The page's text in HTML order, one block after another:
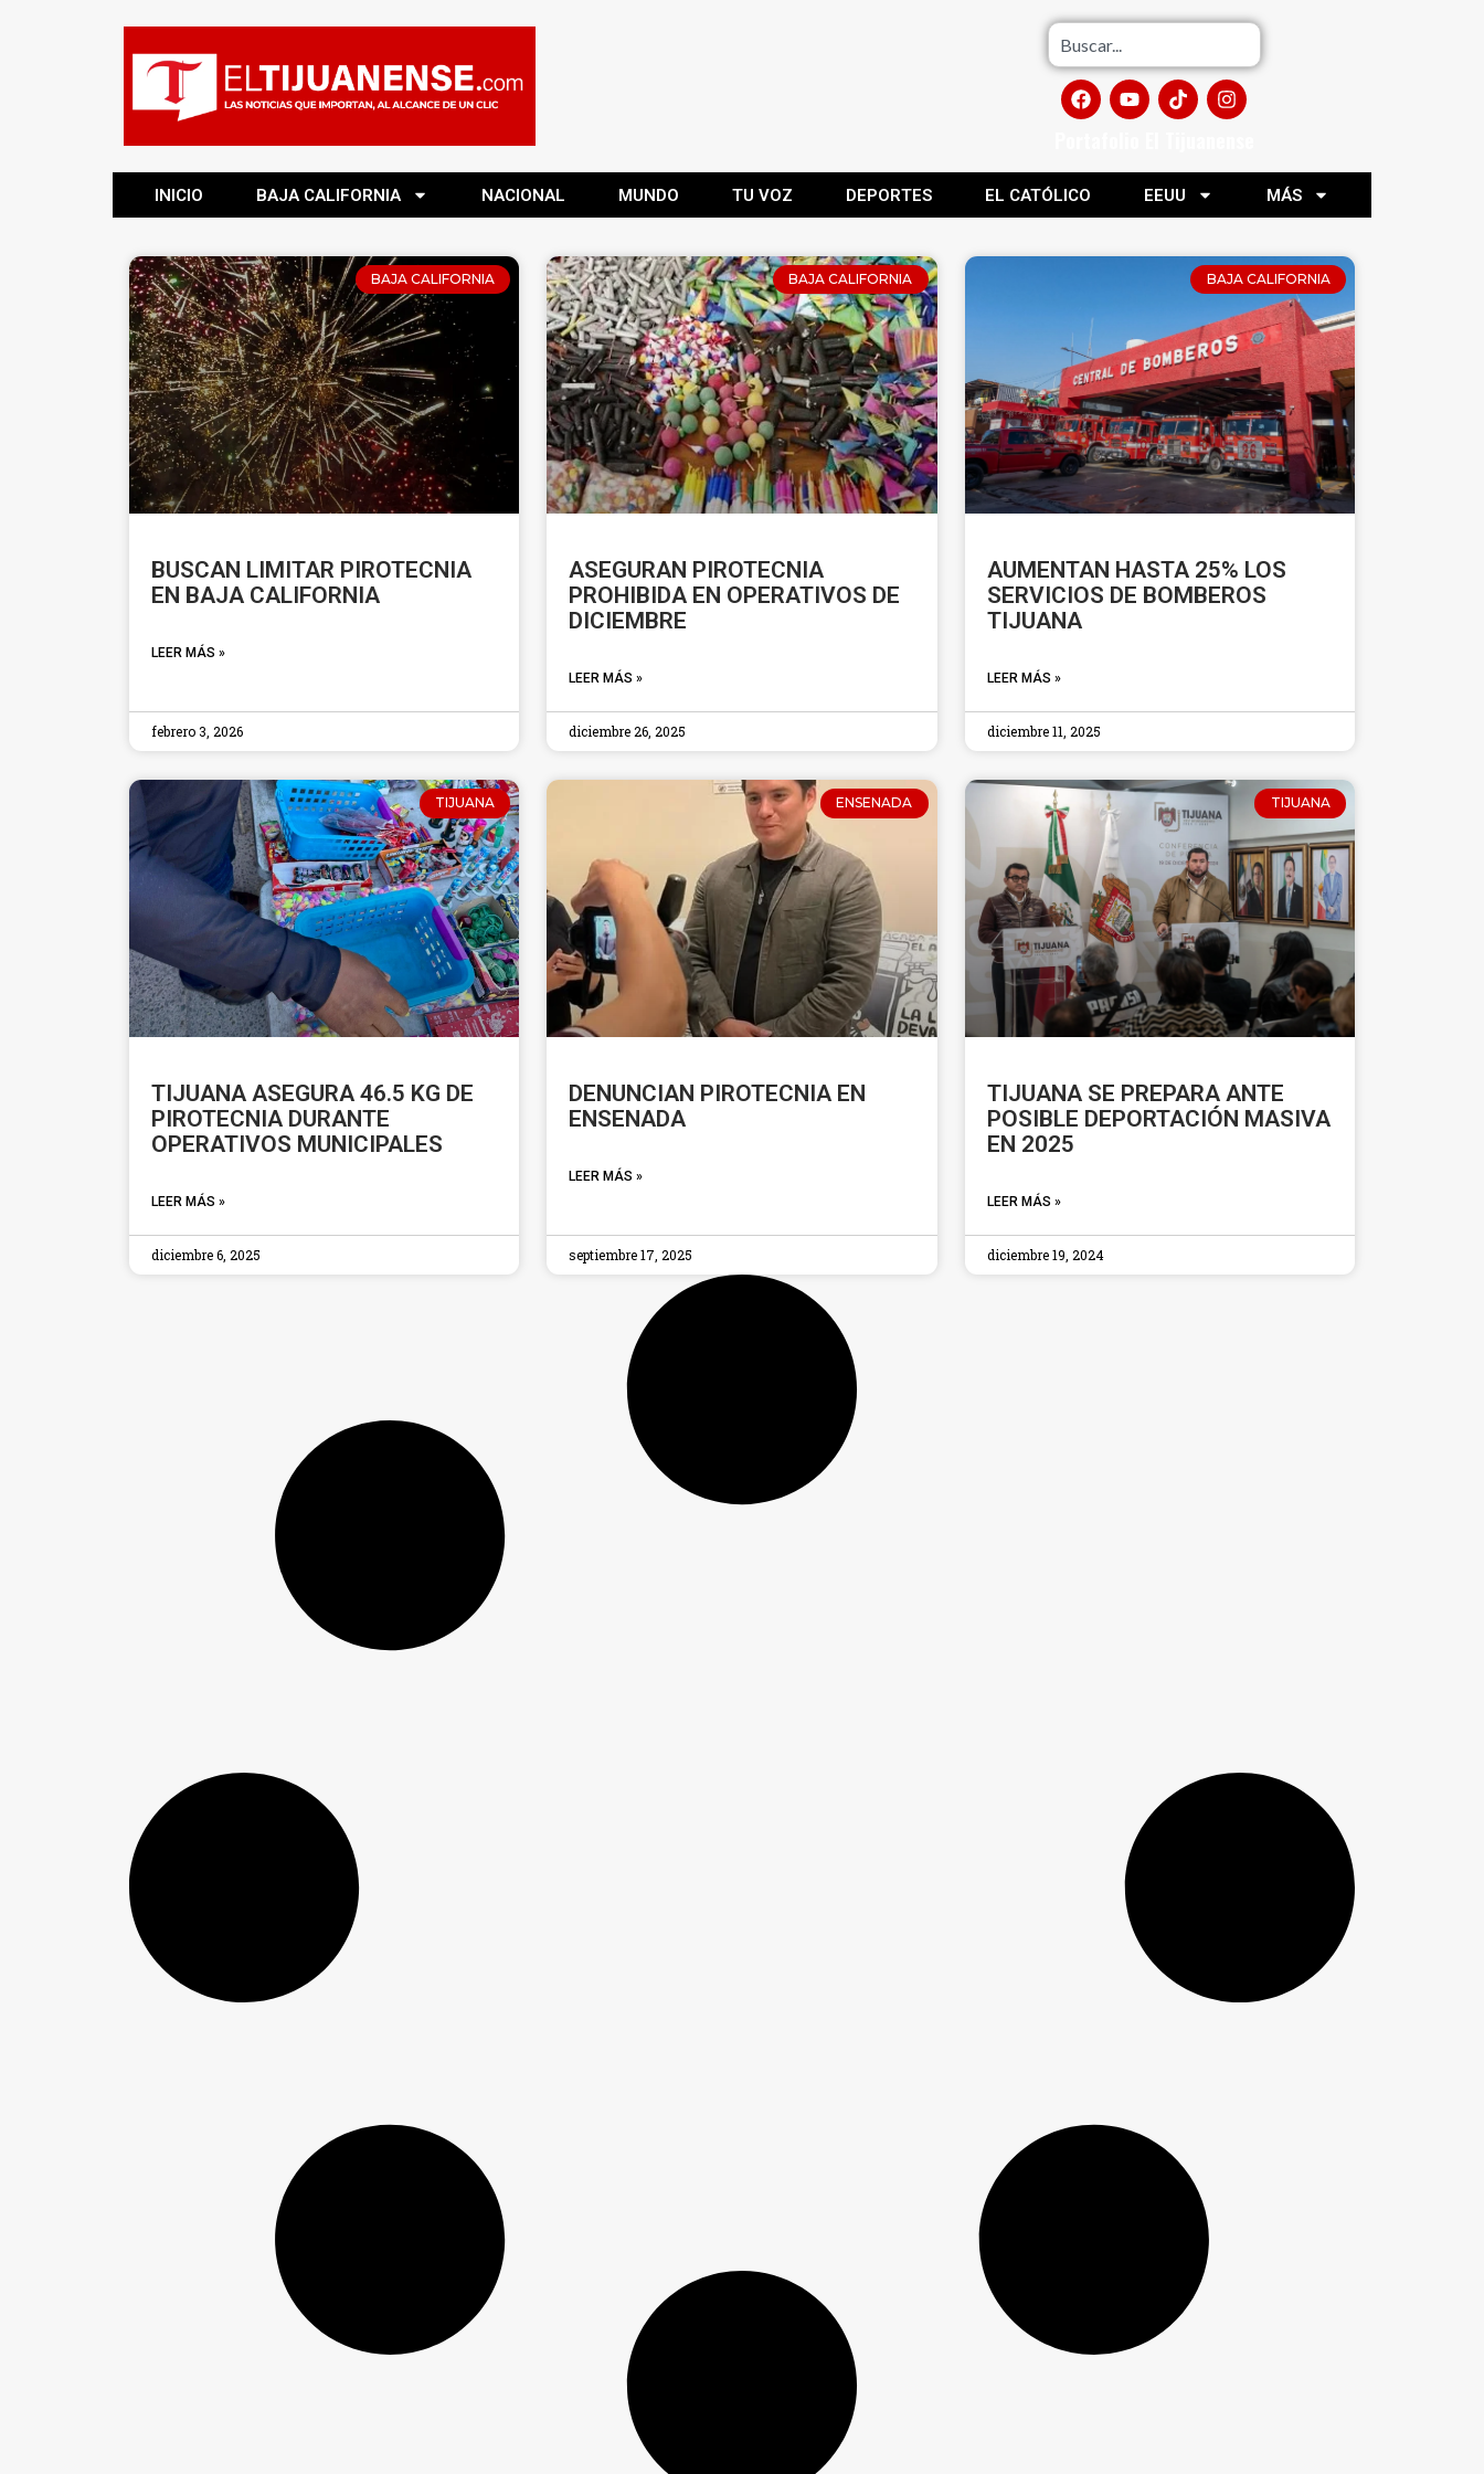
INICIO BAJA CALIFORNIA NACIONAL MUNDO TU VOZ DEPORTES EL CATÓLICO EEUU MÁS
BAJA CALIFORNIA
BUSCAN LIMITAR PIROTECNIA
EN BAJA CALIFORNIA
LEER MÁS »
febrero 3, 2026
BAJA CALIFORNIA
ASEGURAN PIROTECNIA
PROHIBIDA EN OPERATIVOS DE
DICIEMBRE
LEER MÁS »
diciembre 26, 2025
BAJA CALIFORNIA
AUMENTAN HASTA 25% LOS
SERVICIOS DE BOMBEROS
TIJUANA
LEER MÁS »
diciembre 11, 2025
TIJUANA
TIJUANA ASEGURA 46.5 KG DE
PIROTECNIA DURANTE
OPERATIVOS MUNICIPALES
LEER MÁS »
diciembre 6, 2025
ENSENADA
DENUNCIAN PIROTECNIA EN
ENSENADA
LEER MÁS »
septiembre 17, 2025
TIJUANA
TIJUANA SE PREPARA ANTE
POSIBLE DEPORTACIÓN MASIVA
EN 2025
LEER MÁS »
diciembre 19, 2024